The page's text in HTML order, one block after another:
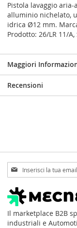
Pistola lavaggio
alluminio nichelato,
idrica Ø12 mm.
Prodotto: 26/LR 11/A,
Maggiori
Recensioni
Iscriviti
alla
nostra
Newsletter:
Il marketplace B2B
industriali e